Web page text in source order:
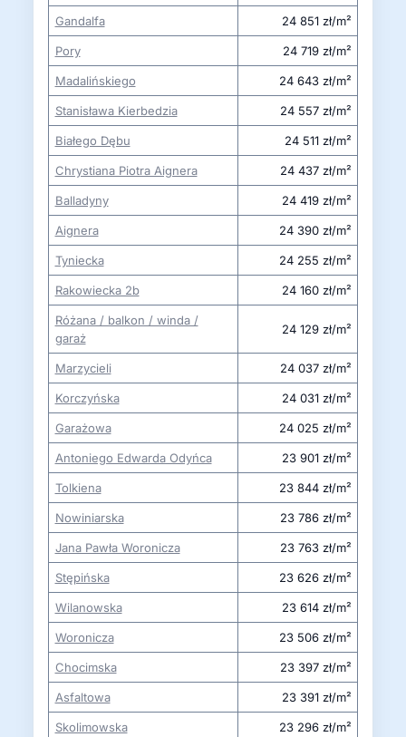
Gandalfa 24 851 zł/m²
Pory 24 719 zł/m²
Madalińskiego 24 643 zł/m²
Stanisława Kierbedzia 24 557 zł/m²
Białego Dębu 24 511 zł/m²
Chrystiana Piotra Aignera 24 437 zł/m²
Balladyny 24 419 zł/m²
Aignera 24 390 zł/m²
Tyniecka 24 255 zł/m²
Rakowiecka 2b 24 160 zł/m²
Różana / balkon / winda /
garaż
24 129 zł/m²
Marzycieli 24 037 zł/m²
Korczyńska 24 031 zł/m²
Garażowa 24 025 zł/m²
Antoniego Edwarda Odyńca 23 901 zł/m²
Tolkiena 23 844 zł/m²
Nowiniarska 23 786 zł/m²
Jana Pawła Woronicza 23 763 zł/m²
Stępińska 23 626 zł/m²
Wilanowska 23 614 zł/m²
Woronicza 23 506 zł/m²
Chocimska 23 397 zł/m²
Asfaltowa 23 391 zł/m²
Skolimowska 23 296 zł/m²